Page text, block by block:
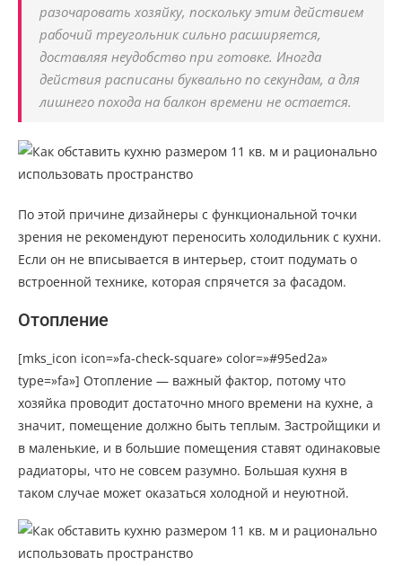
разочаровать хозяйку, поскольку этим действием
рабочий треугольник сильно расширяется,
доставляя неудобство при готовке. Иногда
действия расписаны буквально по секундам, а для
лишнего похода на балкон времени не остается.
По этой причине дизайнеры с функциональной точки
зрения не рекомендуют переносить холодильник с кухни.
Если он не вписывается в интерьер, стоит подумать о
встроенной технике, которая спрячется за фасадом.
Отопление
[mks_icon icon=»fa-check-square» color=»#95ed2a»
type=»fa»] Отопление — важный фактор, потому что
хозяйка проводит достаточно много времени на кухне, а
значит, помещение должно быть теплым. Застройщики и
в маленькие, и в большие помещения ставят одинаковые
радиаторы, что не совсем разумно. Большая кухня в
таком случае может оказаться холодной и неуютной.